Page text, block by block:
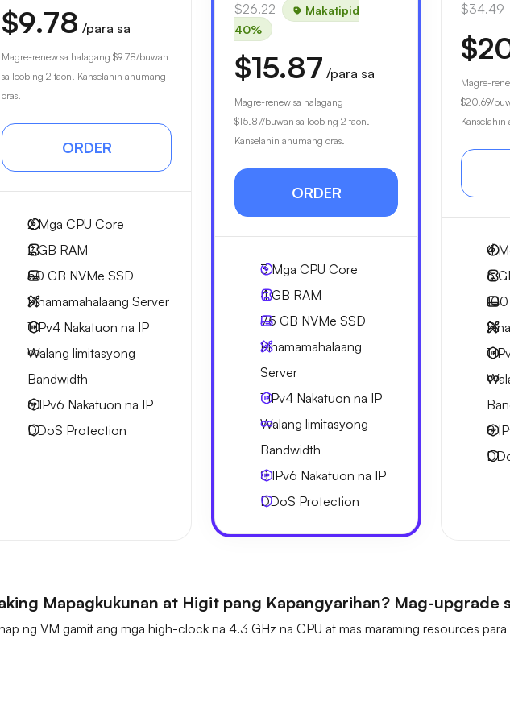
$9.78 /para sa
Magre-renew sa halagang $9.78/buwan
sa loob ng 2 taon. Kanselahin anumang
oras.
ORDER
2Mga CPU Core
2 GB RAM
50 GB NVMe SSD
Pinamamahalaang Server
1 IPv4 Nakatuon na IP
Walang limitasyong
Bandwidth
6 IPv6 Nakatuon na IP
DDoS Protection
$26.22
Makatipid
40%
$15.87 /para sa
Magre-renew sa halagang
$15.87/buwan sa loob ng 2 taon.
Kanselahin anumang oras.
ORDER
3Mga CPU Core
4 GB RAM
75 GB NVMe SSD
Pinamamahalaang
Server
1 IPv4 Nakatuon na IP
Walang limitasyong
Bandwidth
8 IPv6 Nakatuon na IP
DDoS Protection
$34.49
Magre-
$20.69/
Kanselahin
4
6
1
8
Mapagkukunan at Higit pang Kapangyarihan? Mag-upgrade
ng VM gamit ang mga high-clock na 4.3 GHz na CPU at mas maraming resources para